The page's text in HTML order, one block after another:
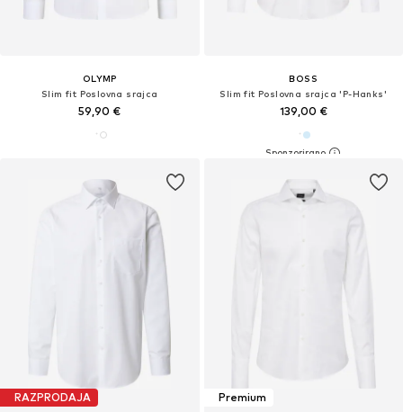
OLYMP
Slim fit Poslovna srajca
59,90 €
BOSS
Slim fit Poslovna srajca 'P-Hanks'
139,00 €
RAZPRODAJA Premium